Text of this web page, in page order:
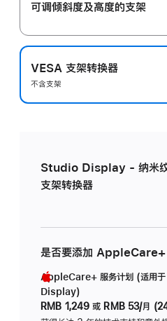
可调倾斜度及高‍度的支‍架
VESA 支架转换器
不含支架
Studio Display - 纳米
支架转换器
是否要添加 AppleCare+
AppleCare+ 服务计划 (适用
Display)
RMB 1,249 或 RMB 53/月